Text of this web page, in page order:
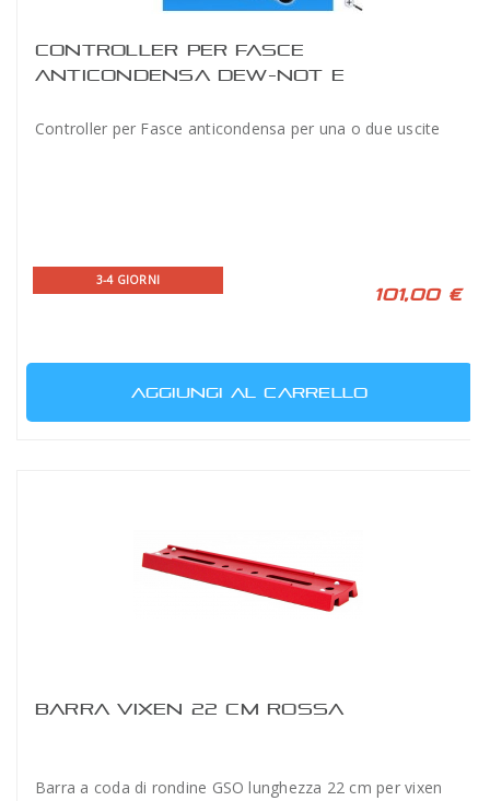
CONTROLLER PER FASCE
ANTICONDENSA DEW-NOT E
Controller per Fasce anticondensa per una o due uscite
3-4 GIORNI
101,00 €
AGGIUNGI AL CARRELLO
BARRA VIXEN 22 CM ROSSA
Barra a coda di rondine GSO lunghezza 22 cm per vixen